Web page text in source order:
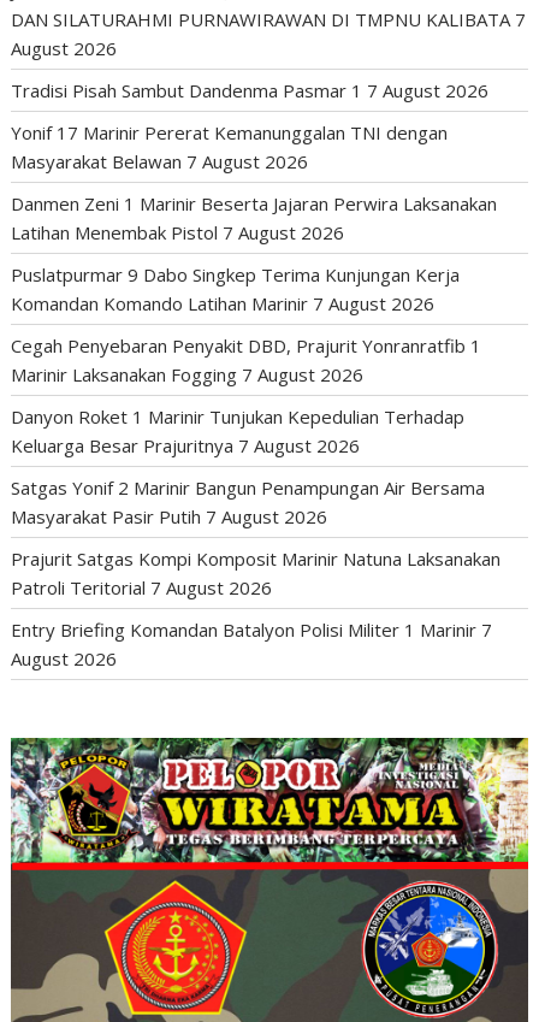
DAN SILATURAHMI PURNAWIRAWAN DI TMPNU KALIBATA 7
August 2026
Tradisi Pisah Sambut Dandenma Pasmar 1 7 August 2026
Yonif 17 Marinir Pererat Kemanunggalan TNI dengan
Masyarakat Belawan 7 August 2026
Danmen Zeni 1 Marinir Beserta Jajaran Perwira Laksanakan
Latihan Menembak Pistol 7 August 2026
Puslatpurmar 9 Dabo Singkep Terima Kunjungan Kerja
Komandan Komando Latihan Marinir 7 August 2026
Cegah Penyebaran Penyakit DBD, Prajurit Yonranratfib 1
Marinir Laksanakan Fogging 7 August 2026
Danyon Roket 1 Marinir Tunjukan Kepedulian Terhadap
Keluarga Besar Prajuritnya 7 August 2026
Satgas Yonif 2 Marinir Bangun Penampungan Air Bersama
Masyarakat Pasir Putih 7 August 2026
Prajurit Satgas Kompi Komposit Marinir Natuna Laksanakan
Patroli Teritorial 7 August 2026
Entry Briefing Komandan Batalyon Polisi Militer 1 Marinir 7
August 2026